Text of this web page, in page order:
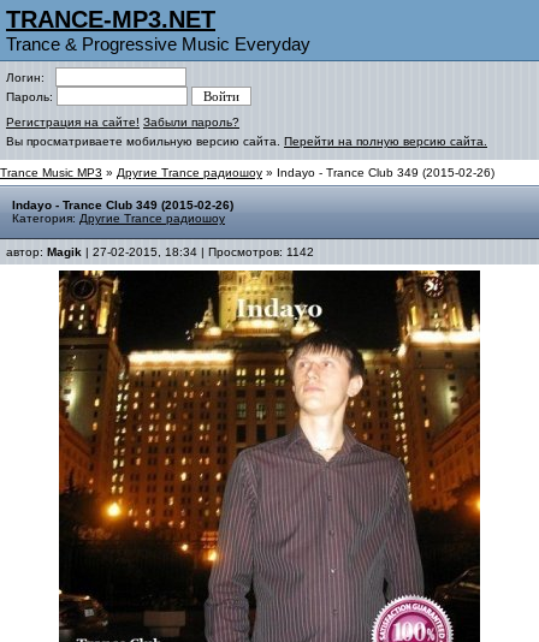
TRANCE-MP3.NET
Trance & Progressive Music Everyday
Логин:
Пароль:
Регистрация на сайте! Забыли пароль?
Вы просматриваете мобильную версию сайта. Перейти на полную версию сайта.
Trance Music MP3 » Другие Trance радиошоу » Indayo - Trance Club 349 (2015-02-26)
Indayo - Trance Club 349 (2015-02-26)
Категория: Другие Trance радиошоу
автор: Magik | 27-02-2015, 18:34 | Просмотров: 1142